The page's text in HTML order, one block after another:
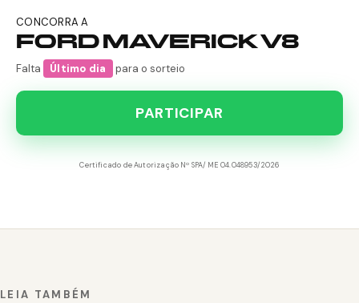
CONCORRA A
FORD MAVERICK V8
Falta Último dia para o sorteio
PARTICIPAR
Certificado de Autorização Nº SPA/ME 04.048953/2026
LEIA TAMBÉM